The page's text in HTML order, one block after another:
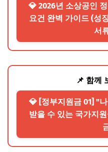
💎 2026년 소상공인
요건 완벽 가이드 (성
서
📌 함께
💎 [정부지원금 01] "
받을 수 있는 국가지